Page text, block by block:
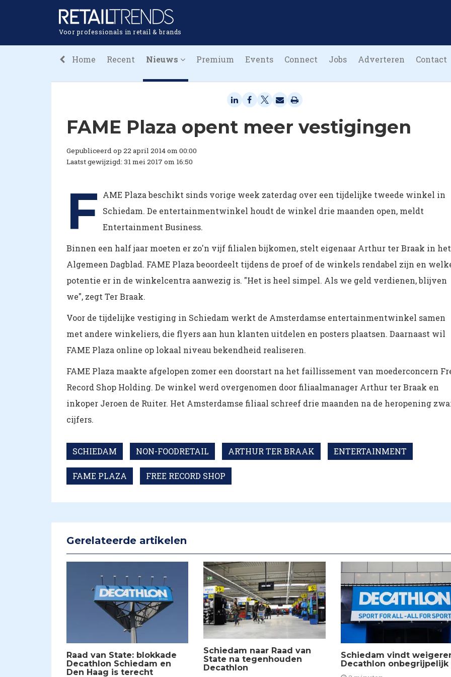
Voor professionals in retail & brands
Home Recent Nieuws Premium Events Connect Jobs Adverteren Contact
FAME Plaza opent meer vestigingen
Gepubliceerd op 22 april 2014 om 00:00
Laatst gewijzigd: 31 mei 2017 om 16:50
F AME Plaza beschikt sinds vorige week zaterdag over een tijdelijke tweede winkel in
Schiedam. De entertainmentwinkel houdt de winkel drie maanden open, meldt
Entertainment Business.
Binnen een half jaar moeten er zo'n vijf filialen bijkomen, stelt eigenaar Arthur ter Braak in het
Algemeen Dagblad. FAME Plaza beoordeelt tijdens de proef of de winkels rendabel zijn en
potentie er in de winkelcentra aanwezig is. "Het is heel simpel. Als we geld verdienen, blijven
we", zegt Ter Braak.
Voor de tijdelijke vestiging in Schiedam werkt de Amsterdamse entertainmentwinkel samen
met andere winkeliers, die flyers aan hun klanten uitdelen en posters plaatsen. Daarnaast wil
FAME Plaza online op lokaal niveau bekendheid realiseren.
FAME Plaza maakte afgelopen zomer een doorstart na het faillissement van moederconcern
Record Shop Holding. De winkel werd overgenomen door filiaalmanager Arthur ter Braak en
inkoper Jeroen de Ruiter. Het Amsterdamse filiaal schreef drie maanden na de heropening
cijfers.
SCHIEDAM NON-FOODRETAIL ARTHUR TER BRAAK ENTERTAINMENT
FAME PLAZA FREE RECORD SHOP
Gerelateerde artikelen
Raad van State: blokkade
Decathlon Schiedam en
Den Haag is terecht
Schiedam naar Raad van
State na tegenhouden
Decathlon
Schiedam vindt
Decathlon onbegrijpelijk